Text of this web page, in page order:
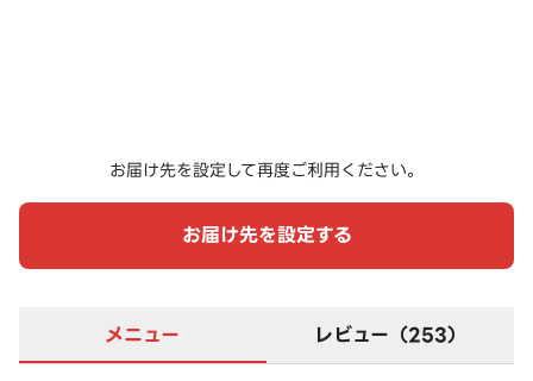
お届け先を設定して再度ご利用ください。
お届け先を設定する
メニュー レビュー（253）